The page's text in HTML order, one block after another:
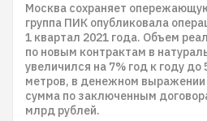
Москва сохраняет
группа ПИК опубликовала
1 квартал 2021 года. Объем
по новым контрактам в
увеличился на 7% год к году
метров, в денежном выражении
сумма по заключенным
млрд рублей.